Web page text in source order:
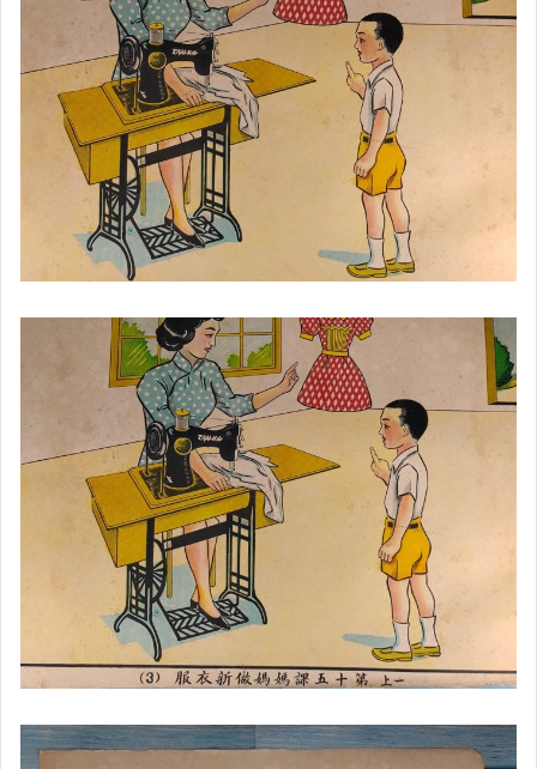
★當代亞洲藝術家岳敏君油畫
★近代名家朱德群抽象系列
★中國近代抽象藝術家趙無極
★中國現代油畫畫家吳冠中
★中國近代書畫名家徐悲鴻
★中國近代國畫家張大千
★中國近代書畫家齊白石
★中國漫畫藝術先驅豐子愷
★中國藝術教育家李叔同弘一法師
★中華民國開國元勛于右任書法
★中國近代書畫名家范曾
★中國當代造型藝術家韓美林
★中國明清.近代名家書法書畫
★中國近代書法四條屏對聯
★中國近代書法家潘於皋書法對聯